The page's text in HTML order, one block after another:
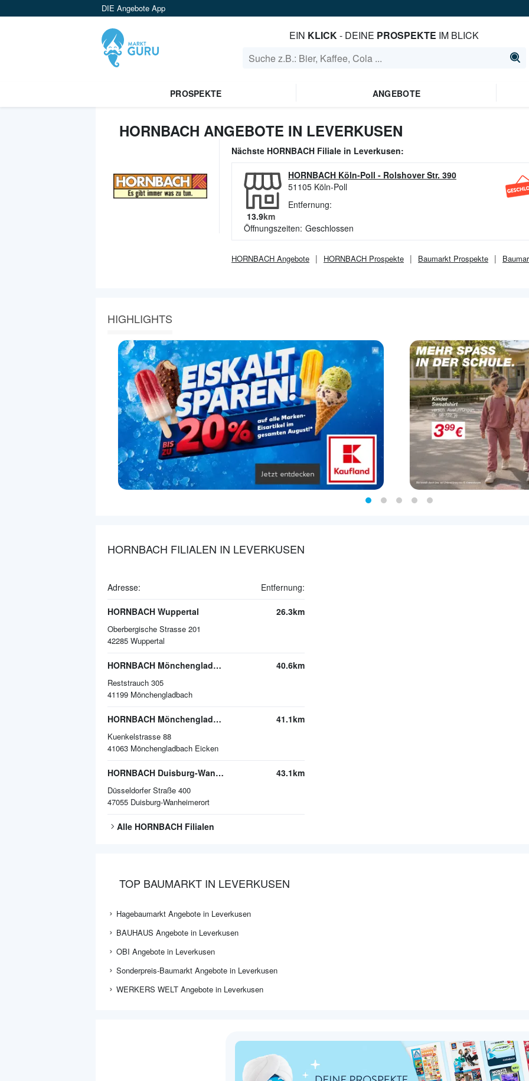
DIE Angebote App
EIN KLICK- DEINE PROSPEKTE IM BLICK
PROSPEKTE ANGEBOTE
HORNBACH ANGEBOTE IN LEVERKUSEN
Nächste HORNBACH Filiale in Leverkusen:
HORNBACH Köln-Poll - Rolshover Str. 390
51105 Köln-Poll
Entfernung:
13.9km
Öffnungszeiten: Geschlossen
HORNBACH Angebote HORNBACH Prospekte Baumarkt Prospekte
HIGHLIGHTS
HORNBACH FILIALEN IN LEVERKUSEN
Adresse: Entfernung:
HORNBACH Wuppertal
Oberbergische Strasse 201
42285 Wuppertal
26.3km
HORNBACH Mönchengladbach
Reststrauch 305
41199 Mönchengladbach
40.6km
HORNBACH Mönchengladbach
Kuenkelstrasse 88
41063 Mönchengladbach Eicken
41.1km
HORNBACH Duisburg-Wanheimerort
Düsseldorfer Straße 400
47055 Duisburg-Wanheimerort
43.1km
Alle HORNBACH Filialen
TOP BAUMARKT IN LEVERKUSEN
Hagebaumarkt Angebote in Leverkusen
BAUHAUS Angebote in Leverkusen
OBI Angebote in Leverkusen
Sonderpreis-Baumarkt Angebote in Leverkusen
WERKERS WELT Angebote in Leverkusen